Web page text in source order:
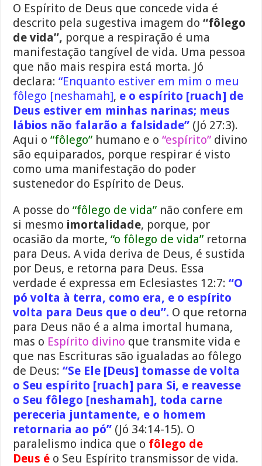
O Espírito de Deus que concede vida é
descrito pela sugestiva imagem do “fôlego
de vida”, porque a respiração é uma
manifestação tangível de vida. Uma pessoa
que não mais respira está morta. Jó
declara: “Enquanto estiver em mim o meu
fôlego [neshamah], e o espírito [ruach] de
Deus estiver em minhas narinas; meus
lábios não falarão a falsidade” (Jó 27:3).
Aqui o “fôlego” humano e o“espírito” divino
são equiparados, porque respirar é visto
como uma manifestação do poder
sustenedor do Espírito de Deus.
A posse do“fôlego de vida” não confere em
si mesmo imortalidade, porque, por
ocasião da morte, “o fôlego de vida” retorna
para Deus. A vida deriva de Deus, é sustida
por Deus, e retorna para Deus. Essa
verdade é expressa em Eclesiastes 12:7:“O
pó volta à terra, como era, e o espírito
volta para Deus que o deu”. O que retorna
para Deus não é a alma imortal humana,
mas o Espírito divino que transmite vida e
que nas Escrituras são igualadas ao fôlego
de Deus: “Se Ele [Deus] tomasse de volta
o Seu espírito [ruach] para Si, e reavesse
o Seu fôlego [neshamah], toda carne
pereceria juntamente, e o homem
retornaria ao pó” (Jó 34:14-15). O
paralelismo indica que o fôlego de
Deus é o Seu Espírito transmissor de vida.